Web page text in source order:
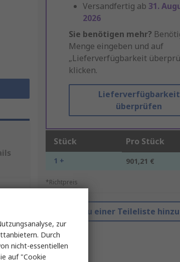
Versandfertig ab 31.
2026
Sie benötigen mehr?
Menge eingeben und auf
„Lieferverfügbarkeit
klicken.
Lieferverfügbarkeit
überprüfen
Stück Pro Stück
1 + 901,21 €
*Richtpreis
Zu einer Teileliste
zur
Durch
nicht-essentiellen
auf "Cookie